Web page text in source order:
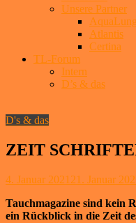
Unsere Partner
Atlantis
Certina
TL-Forum
Intern
D’s & das
D's & das
ZEIT
4. Januar 2021 21. Januar
Tauchmagazine sind kein
ein Rückblick in die Zeit